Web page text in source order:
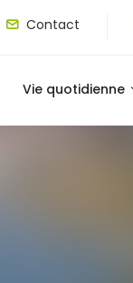
Contact
Vie quotidienne